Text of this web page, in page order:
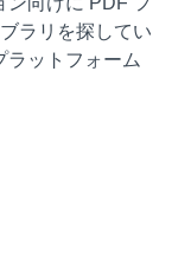
ラリを探してい
ラットフォーム